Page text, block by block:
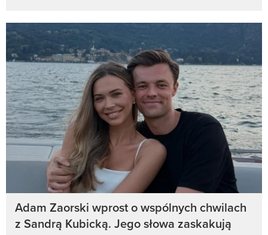
Adam Zaorski wprost o wspólnych chwilach
z Sandrą Kubicką. Jego słowa zaskakują